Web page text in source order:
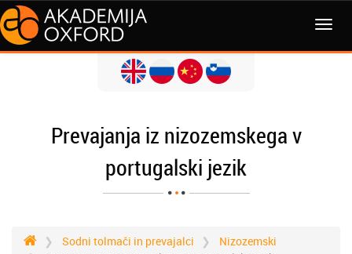
MENI
Prevajanja iz nizozemskega v
portugalski jezik
Sodni tolmači in prevajalci
Nizozemski